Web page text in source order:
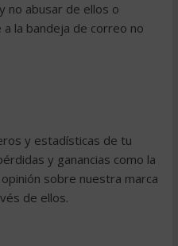
no abusar de ellos o
la bandeja de correo no
y estadísticas de tu
y ganancias como la
sobre nuestra marca
de ellos.